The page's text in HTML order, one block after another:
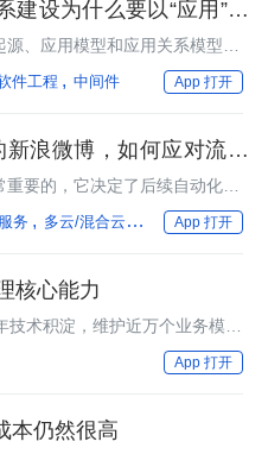
建设为什么要以“应用”为
、应用模型和应用关系模型建
在微服务的架构模式下，我们
概念上来，一切要从应用的角度
件工程 中间件 App 打开
浪微博，如何应对流量
要的，它决定了后续自动化所
平台的目标是：更快的响应、
人工智能技术，解放运维的双
务 多云/混合云 在离线混部
App 打开
核心能力
技术积淀，维护近万个业务模
的呼声，我们将织云的核心功能
产品，并于4月14日的
App 打开
本仍然很高